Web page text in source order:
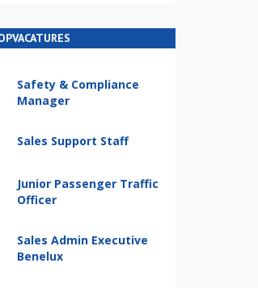
Safety & Compliance
Manager
Sales Support Staff
Junior Passenger Traffic
Officer
Sales Admin Executive
Benelux